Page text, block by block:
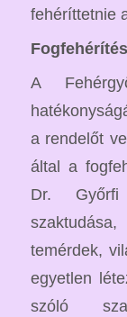
fehéríttetnie
A
a rendelőt
által a
Dr. Győrfi
temérdek,
egyetlen
szóló